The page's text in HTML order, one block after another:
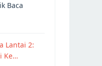
Baca
Lantai 2:
Ke…